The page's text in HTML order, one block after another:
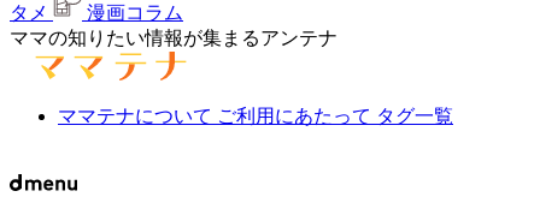
タメ
漫画コラム
ママの知りたい情報が集まるアンテナ
ママテナについて ご利用にあたって タグ一覧